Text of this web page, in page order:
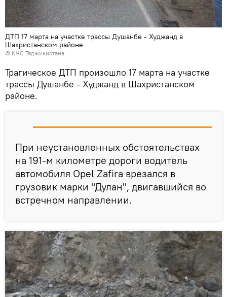
ДТП 17 марта на участке трассы Душанбе - Худжанд в
Шахристанском районе
© КЧС Таджикистана
Трагическое ДТП произошло 17 марта на участке
трассы Душанбе - Худжанд в Шахристанском
районе.
При неустановленных обстоятельствах
на 191-м километре дороги водитель
автомобиля Opel Zafira врезался в
грузовик марки "Дулан", двигавшийся во
встречном направлении.